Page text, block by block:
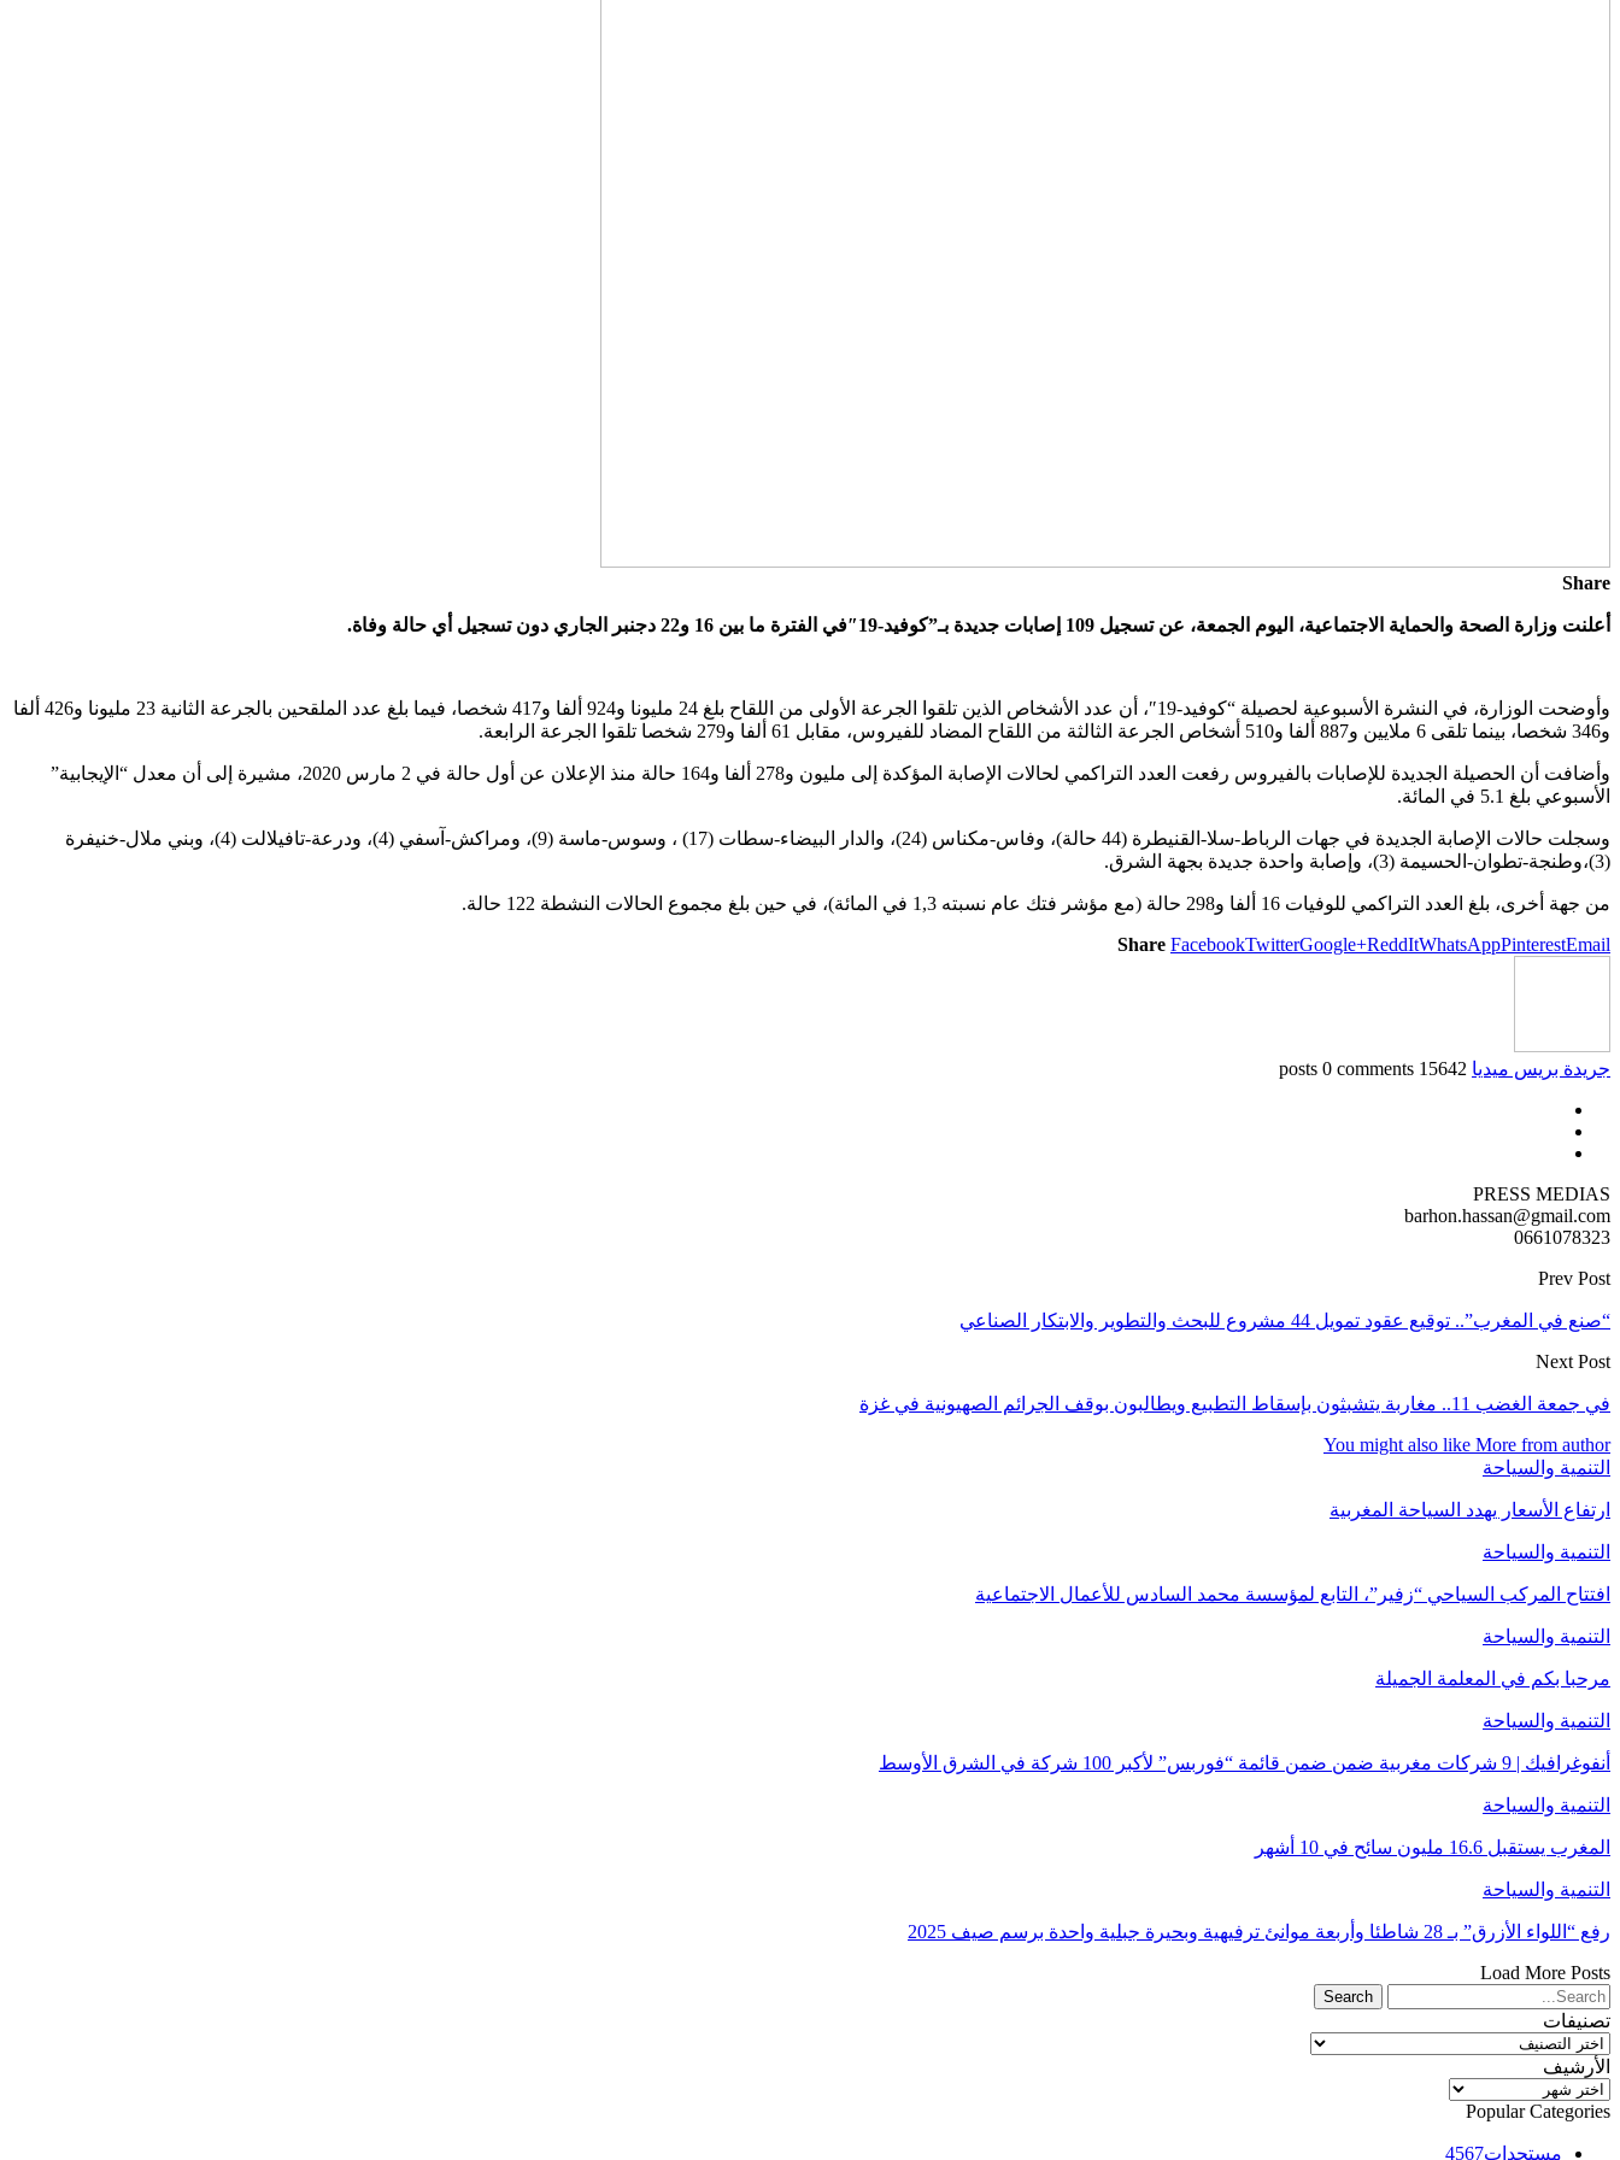
Share
أعلنت وزارة الصحة والحماية الاجتماعية، اليوم الجمعة، عن تسجيل 109 إصابات جديدة بـ”كوفيد-19″في الفترة ما بين 16 و22 دجنبر الجاري دون تسجيل أي حالة وفاة.
وأوضحت الوزارة، في النشرة الأسبوعية لحصيلة “كوفيد-19″، أن عدد الأشخاص الذين تلقوا الجرعة الأولى من اللقاح بلغ 24 مليونا و924 ألفا و417 شخصا، فيما بلغ عدد الملقحين بالجرعة الثانية 23 مليونا و426 ألفا
و346 شخصا، بينما تلقى 6 ملايين و887 ألفا و510 أشخاص الجرعة الثالثة من اللقاح المضاد للفيروس، مقابل 61 ألفا و279 شخصا تلقوا الجرعة الرابعة.
وأضافت أن الحصيلة الجديدة للإصابات بالفيروس رفعت العدد التراكمي لحالات الإصابة المؤكدة إلى مليون و278 ألفا و164 حالة منذ الإعلان عن أول حالة في 2 مارس 2020، مشيرة إلى أن معدل “الإيجابية”
الأسبوعي بلغ 5.1 في المائة.
وسجلت حالات الإصابة الجديدة في جهات الرباط-سلا-القنيطرة (44 حالة)، وفاس-مكناس (24)، والدار البيضاء-سطات (17) ، وسوس-ماسة (9)، ومراكش-آسفي (4)، ودرعة-تافيلالت (4)، وبني ملال-خنيفرة
(3)،وطنجة-تطوان-الحسيمة (3)، وإصابة واحدة جديدة بجهة الشرق.
من جهة أخرى، بلغ العدد التراكمي للوفيات 16 ألفا و298 حالة (مع مؤشر فتك عام نسبته 1,3 في المائة)، في حين بلغ مجموع الحالات النشطة 122 حالة.
Share FacebookTwitterGoogle+ReddItWhatsAppPinterestEmail
جريدة بريس ميديا 15642 posts
0 comments
PRESS MEDIAS
barhon.hassan@gmail.com
0661078323
Prev Post
“صنع في المغرب”.. توقيع عقود تمويل 44 مشروع للبحث والتطوير والابتكار الصناعي
Next Post
في جمعة الغضب 11.. مغاربة يتشبثون بإسقاط التطبيع ويطالبون بوقف الجرائم الصهيونية في غزة
You might also like More from author
التنمية والسياحة
ارتفاع الأسعار يهدد السياحة المغربية
التنمية والسياحة
افتتاح المركب السياحي “زفير”، التابع لمؤسسة محمد السادس للأعمال الاجتماعية
التنمية والسياحة
مرحبا بكم في المعلمة الجميلة
التنمية والسياحة
أنفوغرافيك | 9 شركات مغربية ضمن ضمن قائمة “فوربس” لأكبر 100 شركة في الشرق الأوسط
التنمية والسياحة
المغرب يستقبل 16.6 مليون سائح في 10 أشهر
التنمية والسياحة
رفع “اللواء الأزرق” بـ 28 شاطئا وأربعة موانئ ترفيهية وبحيرة جبلية واحدة برسم صيف 2025
Load More Posts
تصنيفات
تصنيفات
الأرشيف
الأرشيف
Popular Categories
مستجدات4567